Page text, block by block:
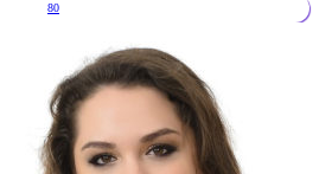
80